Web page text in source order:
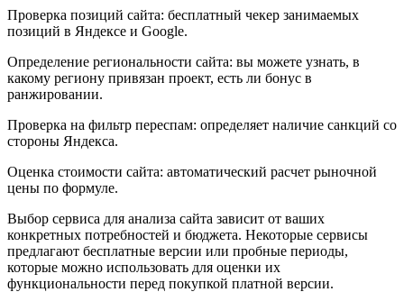
Проверка позиций сайта: бесплатный чекер занимаемых
позиций в Яндексе и Google.
Определение региональности сайта: вы можете узнать, в
какому региону привязан проект, есть ли бонус в
ранжировании.
Проверка на фильтр переспам: определяет наличие санкций со
стороны Яндекса.
Оценка стоимости сайта: автоматический расчет рыночной
цены по формуле.
Выбор сервиса для анализа сайта зависит от ваших
конкретных потребностей и бюджета. Некоторые сервисы
предлагают бесплатные версии или пробные периоды,
которые можно использовать для оценки их
функциональности перед покупкой платной версии.